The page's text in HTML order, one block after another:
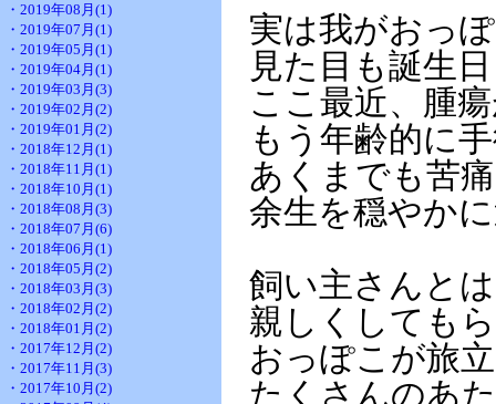
・2019年08月(1)
・2019年07月(1)
・2019年05月(1)
・2019年04月(1)
・2019年03月(3)
・2019年02月(2)
・2019年01月(2)
・2018年12月(1)
・2018年11月(1)
・2018年10月(1)
・2018年08月(3)
・2018年07月(6)
・2018年06月(1)
・2018年05月(2)
・2018年03月(3)
・2018年02月(2)
・2018年01月(2)
・2017年12月(2)
・2017年11月(3)
・2017年10月(2)
実は我がおっ
見た目も誕生
ここ最近、腫
もう年齢的に
あくまでも苦
余生を穏やか
飼い主さんと
親しくしても
おっぽこが旅
たくさんのあ